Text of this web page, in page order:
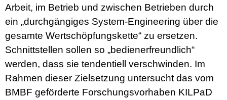
Arbeit, im Betrieb und zwischen Betrieben durch
ein „durchgängiges System-Engineering über die
gesamte Wertschöpfungskette“ zu ersetzen.
Schnittstellen sollen so „bedienerfreundlich“
werden, dass sie tendentiell verschwinden. Im
Rahmen dieser Zielsetzung untersucht das vom
BMBF geförderte Forschungsvorhaben KILPaD